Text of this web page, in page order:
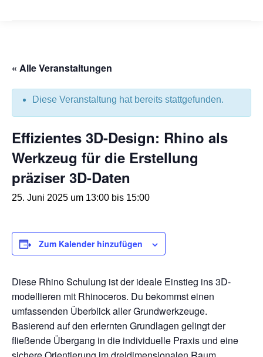
« Alle Veranstaltungen
Diese Veranstaltung hat bereits stattgefunden.
Effizientes 3D-Design: Rhino als
Werkzeug für die Erstellung
präziser 3D-Daten
25. Juni 2025 um 13:00 bis 15:00
Diese Rhino Schulung ist der ideale Einstieg ins 3D-
modellieren mit Rhinoceros. Du bekommst einen
umfassenden Überblick aller Grundwerkzeuge.
Basierend auf den erlernten Grundlagen gelingt der
fließende Übergang in die individuelle Praxis und eine
Zum Kalender hinzufügen